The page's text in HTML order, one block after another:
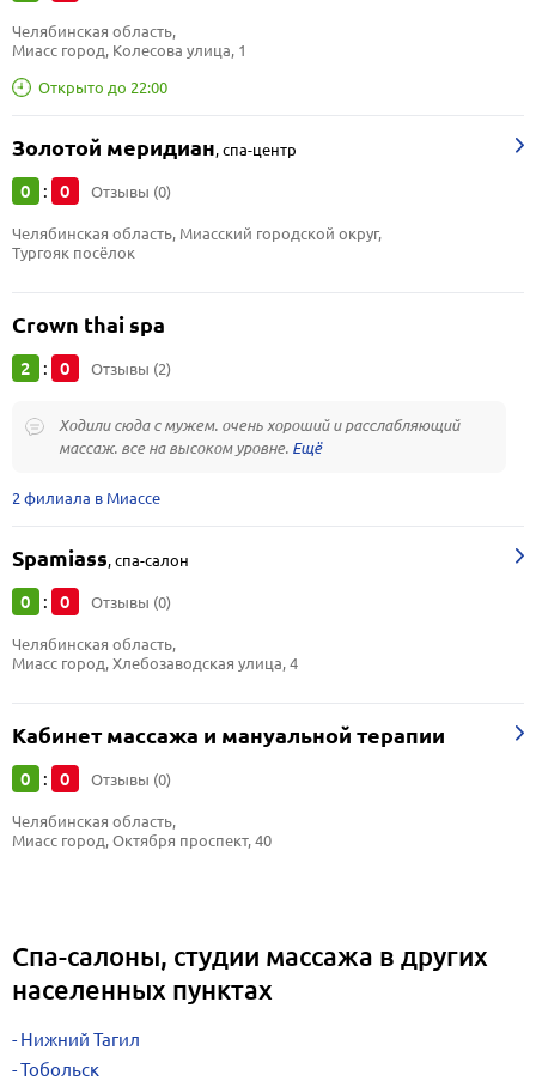
Открыто до 22:00
Челябинская область,
Миасс город, Колесова улица, 1
Золотой меридиан,спа-центр
0 : 0 Отзывы (0)
Челябинская область, Миасский городской округ,
Тургояк посёлок
Crown thai spa
2 : 0 Отзывы (2)
Ходили сюда с мужем. очень хороший и расслабляющий
массаж. все на высоком уровне.
2 филиала в Миассе
Spamiass,спа-салон
0 : 0 Отзывы (0)
Челябинская область,
Миасс город, Хлебозаводская улица, 4
Кабинет массажа и мануальной терапии
0 : 0 Отзывы (0)
Челябинская область,
Миасс город, Октября проспект, 40
Спа-салоны, студии массажа в других
населенных пунктах
Нижний Тагил
Тобольск